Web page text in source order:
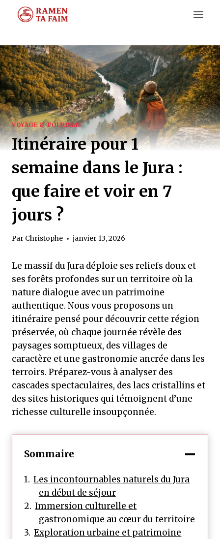
VOYAGE & TOURISME
Itinéraire pour 1
semaine dans le Jura :
que faire et voir en 7
jours ?
Par Christophe janvier 13, 2026
Le massif du Jura déploie ses reliefs doux et
ses forêts profondes sur un territoire où la
nature dialogue avec un patrimoine
authentique. Nous vous proposons un
itinéraire pensé pour découvrir cette région
préservée, où chaque journée révèle des
paysages somptueux, des villages de
caractère et une gastronomie ancrée dans les
terroirs. Préparez-vous à analyser des
cascades spectaculaires, des lacs cristallins et
des sites historiques qui témoignent d’une
richesse culturelle insoupçonnée.
Sommaire
Les incontournables naturels du Jura
en début de séjour
Immersion culturelle et
gastronomique au cœur du territoire
Exploration urbaine et patrimoine